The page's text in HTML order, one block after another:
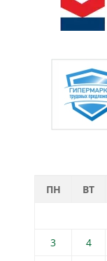
ПН ВТ
3
4